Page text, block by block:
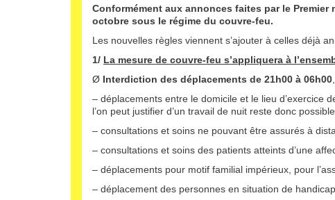
Conformément aux annonces faites par le
octobre sous le régime du couvre-feu.
Les nouvelles règles viennent s’ajouter à celles déjà
1/ La mesure de couvre-feu s’appliquera à
Ø Interdiction des déplacements de 21h00 à 06h00
– déplacements entre le domicile et le lieu d’exercice
l’on peut justifier d’un travail de nuit reste donc
– consultations et soins ne pouvant être assurés à
– consultations et soins des patients atteints d’une
– déplacements pour motif familial impérieux, pour
– déplacement des personnes en situation de